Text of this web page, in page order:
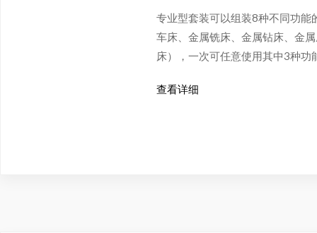
专业型套装可以组装8种不同功能
车床、金属铣床、金属钻床、金
床），一次可任意使用其中3种功
查看详细